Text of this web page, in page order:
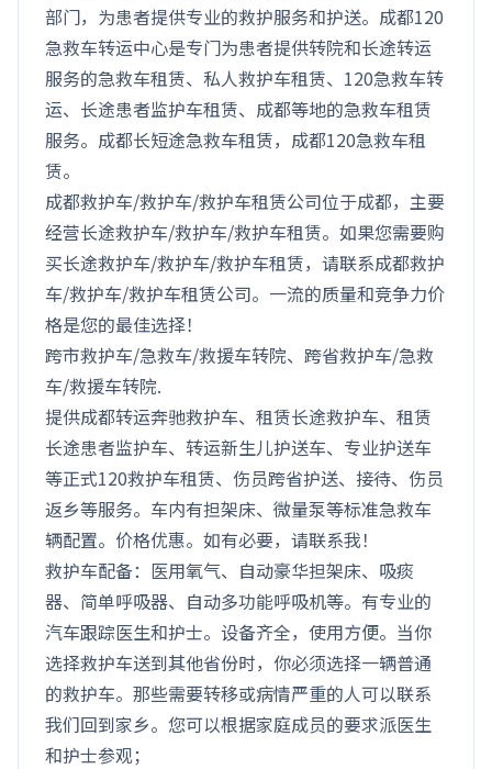
部门，为患者提供专业的救护服务和护送。成都120
急救车转运中心是专门为患者提供转院和长途转运
服务的急救车租赁、私人救护车租赁、120急救车转
运、长途患者监护车租赁、成都等地的急救车租赁
服务。成都长短途急救车租赁，成都120急救车租
赁。
成都救护车/救护车/救护车租赁公司位于成都，主要
经营长途救护车/救护车/救护车租赁。如果您需要购
买长途救护车/救护车/救护车租赁，请联系成都救护
车/救护车/救护车租赁公司。一流的质量和竞争力价
格是您的最佳选择！
跨市救护车/急救车/救援车转院、跨省救护车/急救
车/救援车转院.
提供成都转运奔驰救护车、租赁长途救护车、租赁
长途患者监护车、转运新生儿护送车、专业护送车
等正式120救护车租赁、伤员跨省护送、接待、伤员
返乡等服务。车内有担架床、微量泵等标准急救车
辆配置。价格优惠。如有必要，请联系我！
救护车配备：医用氧气、自动豪华担架床、吸痰
器、简单呼吸器、自动多功能呼吸机等。有专业的
汽车跟踪医生和护士。设备齐全，使用方便。当你
选择救护车送到其他省份时，你必须选择一辆普通
的救护车。那些需要转移或病情严重的人可以联系
我们回到家乡。您可以根据家庭成员的要求派医生
和护士参观；